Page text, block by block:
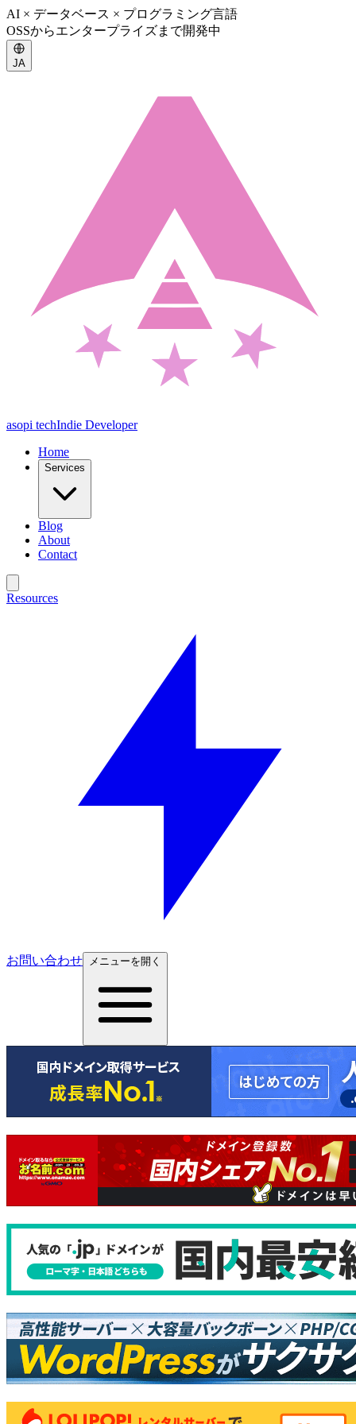
AI × データベース × プログラミング言語
OSSからエンタープライズまで開発中
JA
asopi techIndie Developer
Home
Services
Blog
About
Contact
Resources
お問い合わせ メニューを開く